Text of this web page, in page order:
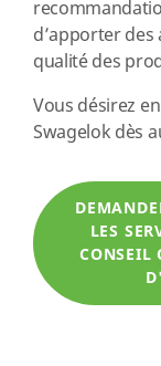
d’apporter
qualité des
Vous désirez
Swagelok dès
LES
CONSEIL